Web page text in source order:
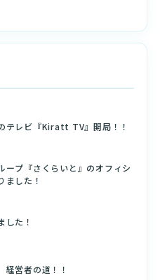
テレビ『Kiratt TV』開局！！
ープ『さくらいと』のオフィシ
ました！
した！
営者の道！！